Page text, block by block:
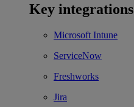
Key integrations
Microsoft Intune
ServiceNow
Freshworks
Jira